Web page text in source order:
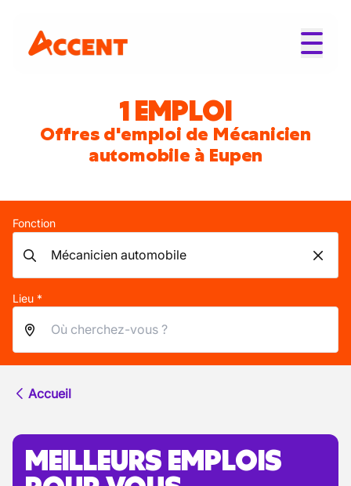
1 EMPLOI
Offres d'emploi de Mécanicien
automobile à Eupen
Fonction
Lieu *
Accueil
MEILLEURS EMPLOIS